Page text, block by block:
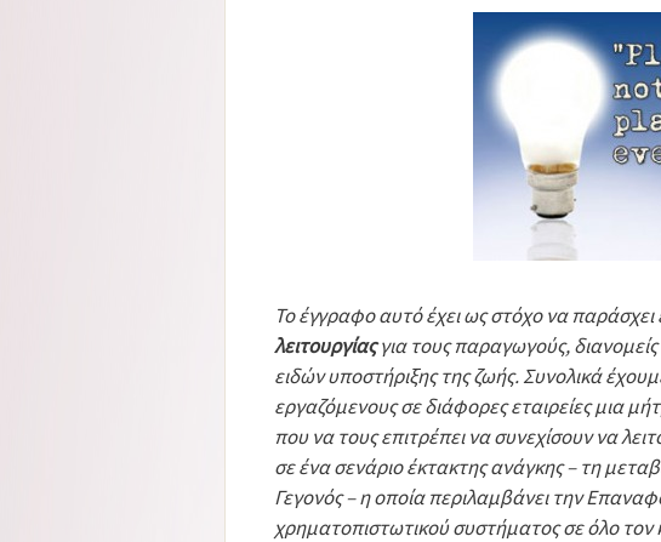
Το έγγραφο αυτό έχει ως στόχο να παράσχει
λειτουργίαςγια τους παραγωγούς,
ειδών υποστήριξης της ζωής. Συνολικά
εργαζόμενους σε διάφορες εταιρείες μια
που να τους επιτρέπει να συνεχίσουν να
σε ένα σενάριο έκτακτης ανάγκης – τη
Γεγονός – η οποία περιλαμβάνει την
χρηματοπιστωτικού συστήματος σε όλο τον